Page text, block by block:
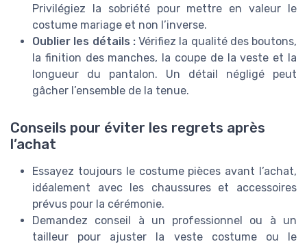
Privilégiez la sobriété pour mettre en valeur le
costume mariage et non l’inverse.
Oublier les détails :Vérifiez la qualité des boutons,
la finition des manches, la coupe de la veste et la
longueur du pantalon. Un détail négligé peut
gâcher l’ensemble de la tenue.
Conseils pour éviter les regrets après
l’achat
Essayez toujours le costume pièces avant l’achat,
idéalement avec les chaussures et accessoires
prévus pour la cérémonie.
Demandez conseil à un professionnel ou à un
tailleur pour ajuster la veste costume ou le